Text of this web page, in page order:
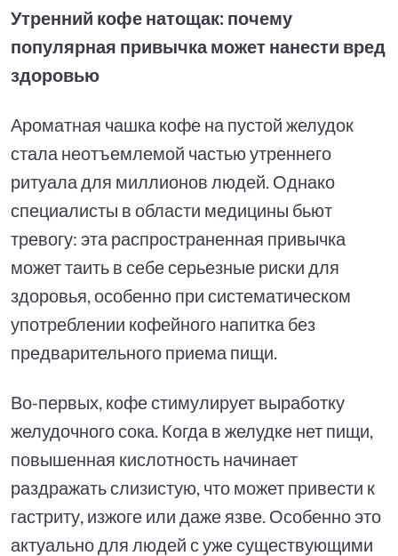
Утренний кофе натощак: почему
популярная привычка может нанести вред
здоровью
Ароматная чашка кофе на пустой желудок
стала неотъемлемой частью утреннего
ритуала для миллионов людей. Однако
специалисты в области медицины бьют
тревогу: эта распространенная привычка
может таить в себе серьезные риски для
здоровья, особенно при систематическом
употреблении кофейного напитка без
предварительного приема пищи.
Во-первых, кофе стимулирует выработку
желудочного сока. Когда в желудке нет пищи,
повышенная кислотность начинает
раздражать слизистую, что может привести к
гастриту, изжоге или даже язве. Особенно это
актуально для людей с уже существующими